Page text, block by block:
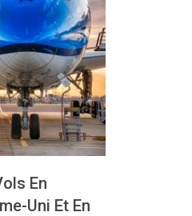
En
Uni Et En